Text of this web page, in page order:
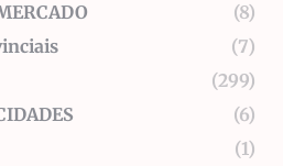
(8)
(7)
(299)
(6)
(1)